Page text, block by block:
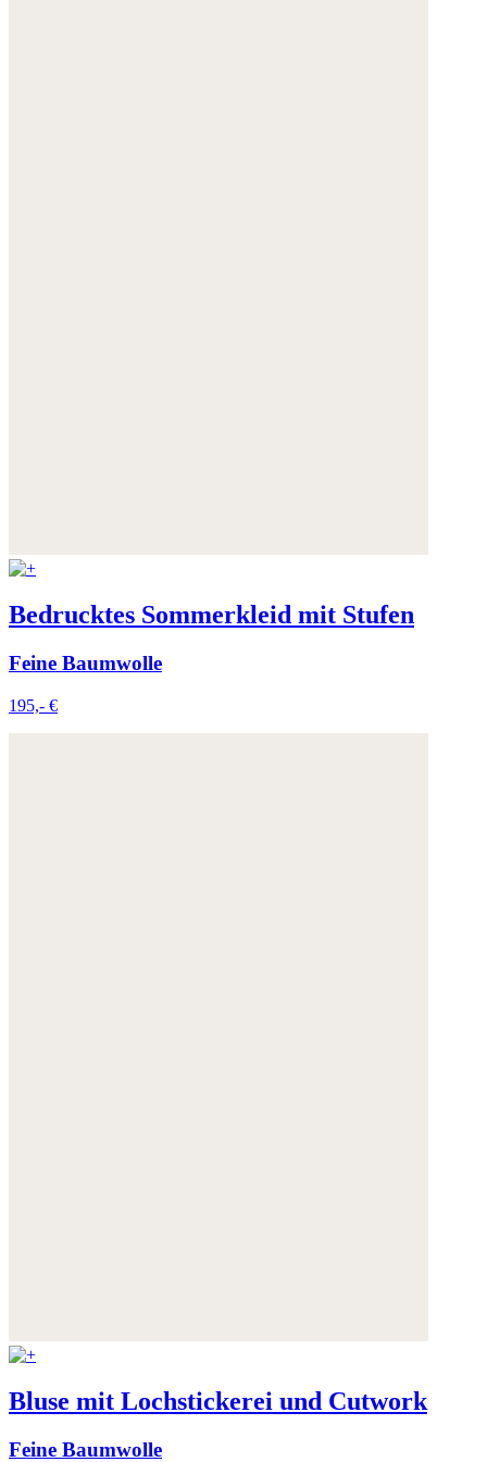
Bedrucktes Sommerkleid mit Stufen
Feine Baumwolle
195,- €
Bluse mit Lochstickerei und Cutwork
Feine Baumwolle